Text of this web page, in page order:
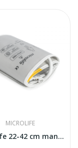
MICROLIFE
Microlife 22-42 cm manšete asinsspiediena...